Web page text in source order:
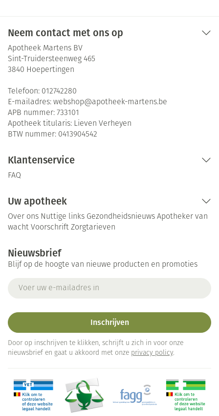
Neem contact met ons op
Apotheek Martens BV
Sint-Truidersteenweg 465
3840 Hoepertingen
Telefoon: 012742280
E-mailadres: webshop@apotheek-martens.be
APB nummer: 733101
Apotheek titularis: Lieven Verheyen
BTW nummer: 0413904542
Klantenservice
FAQ
Uw apotheek
Over ons Nuttige links Gezondheidsnieuws Apotheker van
wacht Voorschrift Zorgtarieven
Nieuwsbrief
Blijf op de hoogte van nieuwe producten en promoties
Inschrijven
Door op inschrijven te klikken, schrijft u zich in voor onze
nieuwsbrief en gaat u akkoord met onze privacy policy.